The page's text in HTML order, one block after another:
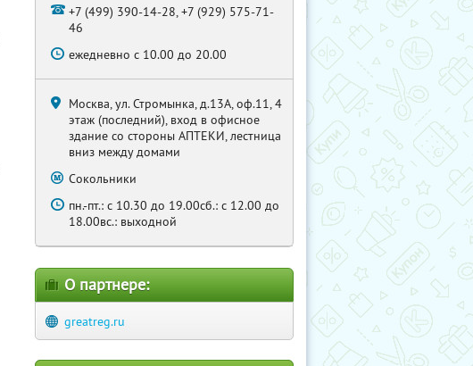
+7 (499) 390-14-28, +7 (929) 575-71-
46
ежедневно с 10.00 до 20.00
Москва, ул. Стромынка, д.13А, оф.11, 4
этаж (последний), вход в офисное
здание со стороны АПТЕКИ, лестница
вниз между домами
Сокольники
пн.-пт.: с 10.30 до 19.00сб.: с 12.00 до
18.00вс.: выходной
О партнере:
greatreg.ru